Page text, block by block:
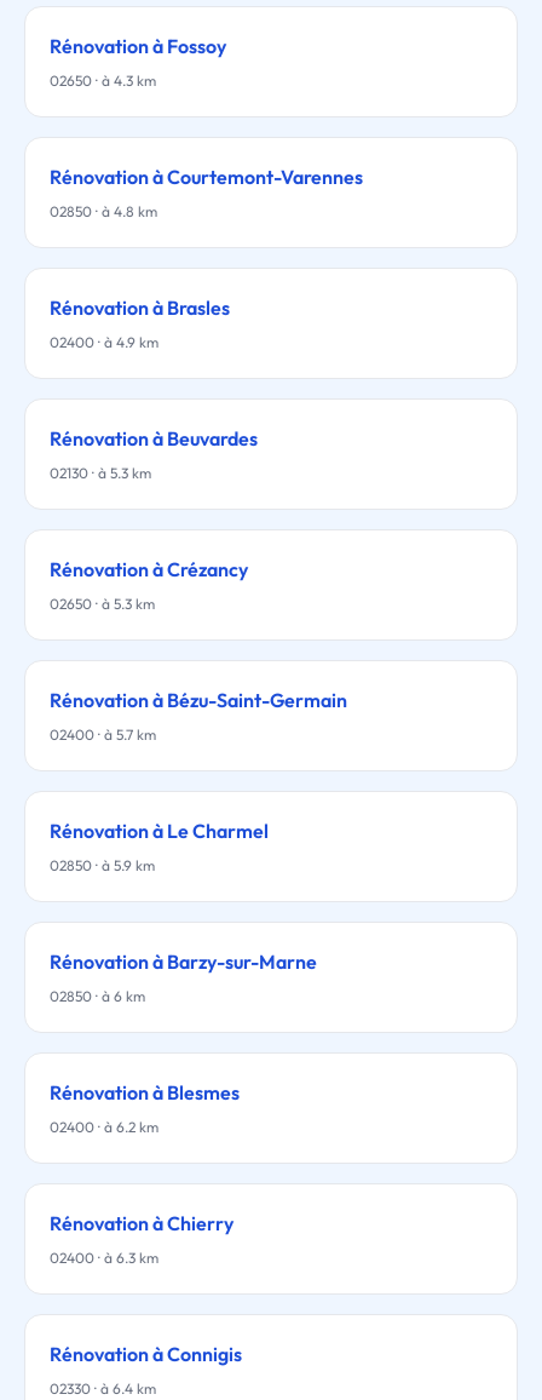
Rénovation à Fossoy
02650 · à 4.3 km
Rénovation à Courtemont-Varennes
02850 · à 4.8 km
Rénovation à Brasles
02400 · à 4.9 km
Rénovation à Beuvardes
02130 · à 5.3 km
Rénovation à Crézancy
02650 · à 5.3 km
Rénovation à Bézu-Saint-Germain
02400 · à 5.7 km
Rénovation à Le Charmel
02850 · à 5.9 km
Rénovation à Barzy-sur-Marne
02850 · à 6 km
Rénovation à Blesmes
02400 · à 6.2 km
Rénovation à Chierry
02400 · à 6.3 km
Rénovation à Connigis
02330 · à 6.4 km